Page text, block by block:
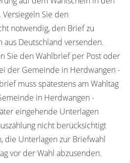
Sie den
notwendig, den Brief zu
aus Deutschland versenden.
Sie den Wahlbrief per Post oder
der Gemeinde in Herdwangen -
muss spätestens am Wahltag
in Herdwangen -
eingehende Unterlagen
nicht berücksichtigt
die Unterlagen zur Briefwahl
vor der Wahl abzusenden.